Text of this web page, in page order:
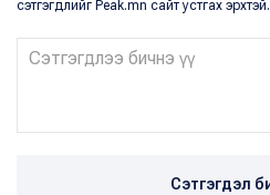
сэтгэгдлийг Peak.mn сайт устгах эрхтэй.
Сэтгэгдэл